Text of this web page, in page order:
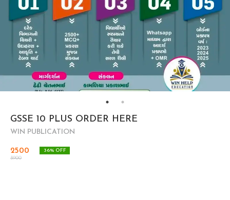
GSSE 10 PLUS ORDER HERE
WIN PUBLICATION
2500
3900
36% OFF